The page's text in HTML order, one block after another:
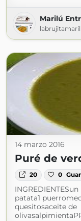
Marilú
14 marzo 2016
Puré de
20 0
patata1
quesitosaceite de